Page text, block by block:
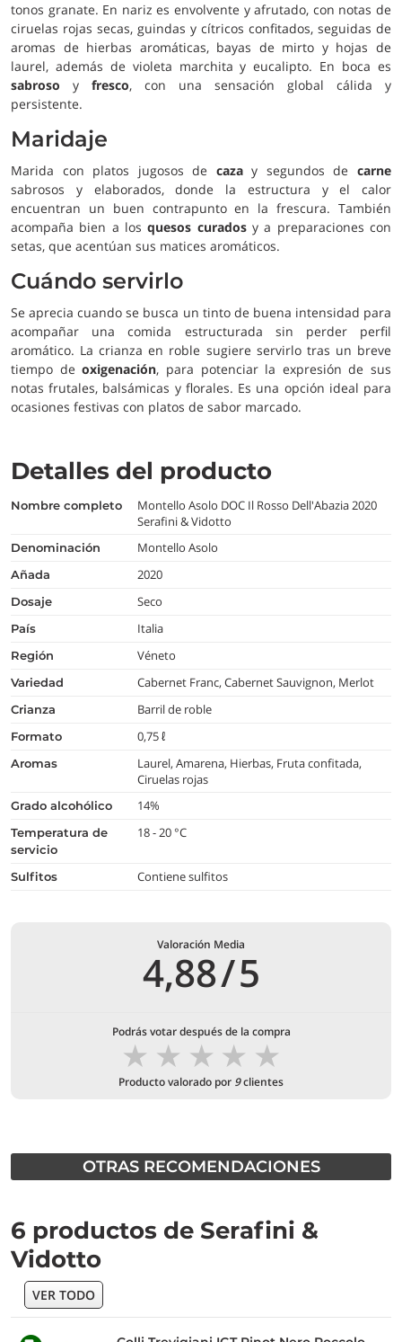
tonos granate. En nariz es envolvente y afrutado, con notas de
ciruelas rojas secas, guindas y cítricos confitados, seguidas de
aromas de hierbas aromáticas, bayas de mirto y hojas de
laurel, además de violeta marchita y eucalipto. En boca es
sabroso y fresco, con una sensación global cálida y
persistente.
Maridaje
Marida con platos jugosos de cazay segundos decarne
sabrosos y elaborados, donde la estructura y el calor
encuentran un buen contrapunto en la frescura. También
acompaña bien a losquesos curadosy a preparaciones con
setas, que acentúan sus matices aromáticos.
Cuándo servirlo
Se aprecia cuando se busca un tinto de buena intensidad para
acompañar una comida estructurada sin perder perfil
aromático. La crianza en roble sugiere servirlo tras un breve
tiempo deoxigenación, para potenciar la expresión de sus
notas frutales, balsámicas y florales. Es una opción ideal para
ocasiones festivas con platos de sabor marcado.
Detalles del producto
nombre completo
Montello Asolo DOC Il Rosso Dell'Abazia 2020
Serafini & Vidotto
denominación Montello Asolo
añada 2020
dosaje Seco
país Italia
región Véneto
variedad Cabernet Franc, Cabernet Sauvignon, Merlot
crianza Barril de roble
formato 0,75 ℓ
aromas
Laurel, Amarena, Hierbas, Fruta confitada,
Ciruelas rojas
grado alcohólico 14%
temperatura de
servicio
18 - 20 °C
Sulfitos Contiene sulfitos
Valoración Media
4,88/5
Podrás votar después de la compra
★
★
★
★
★
Producto valorado por 9clientes
OTRAS RECOMENDACIONES
6 productos de Serafini &
Vidotto
VER TODO